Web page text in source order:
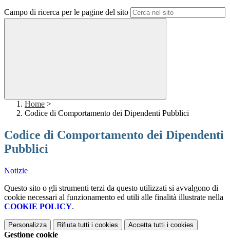
Campo di ricerca per le pagine del sito
Home >
Codice di Comportamento dei Dipendenti Pubblici
Codice di Comportamento dei Dipendenti
Pubblici
Notizie
Questo sito o gli strumenti terzi da questo utilizzati si avvalgono di
cookie necessari al funzionamento ed utili alle finalità illustrate nella
COOKIE POLICY.
Personalizza Rifiuta tutti i cookies Accetta tutti i cookies
Gestione cookie